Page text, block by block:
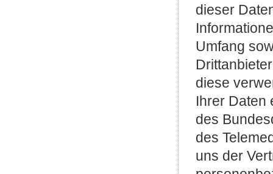
dieser
Umfang
diese
Ihrer Daten
des
des
uns der